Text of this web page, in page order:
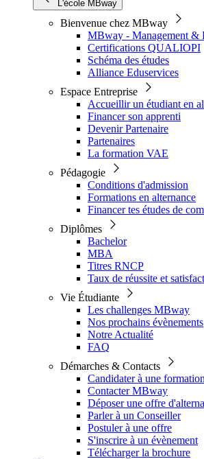
L'école MBway
Bienvenue chez MBway
MBway - Management &
Certifications QUALIOPI
Schéma des études
Alliance Eduservices
Espace Entreprise
Accueillir un étudiant en
Financer son apprenti
Devenir Partenaire
Partenaires
La formation VAE
Pédagogie
Conditions d'admission
Formations en alternance
Financer tes études de
Diplômes
Bachelor
MBA
Titres RNCP
Taux de réussite et
Vie Étudiante
Les challenges MBway
Nos prochains évènements
Notre Actualité
FAQ
Démarches & Contacts
Candidater à une formation
Contacter MBway
Déposer une offre
Parler à un Conseiller
Postuler à une offre
S'inscrire à un évènement
Télécharger la brochure